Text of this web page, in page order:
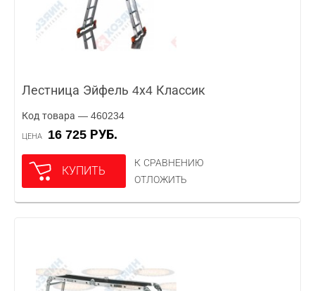
Лестница Эйфель 4х4 Классик
Код товара — 460234
ЦЕНА 16 725 РУБ.
КУПИТЬ
К СРАВНЕНИЮ
ОТЛОЖИТЬ